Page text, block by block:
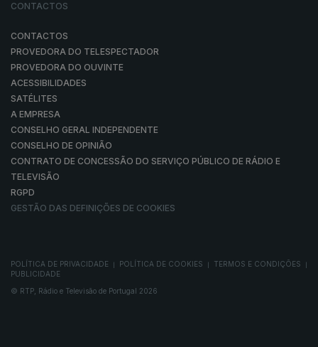
CONTACTOS
CONTACTOS
PROVEDORA DO TELESPECTADOR
PROVEDORA DO OUVINTE
ACESSIBILIDADES
SATÉLITES
A EMPRESA
CONSELHO GERAL INDEPENDENTE
CONSELHO DE OPINIÃO
CONTRATO DE CONCESSÃO DO SERVIÇO PÚBLICO DE RÁDIO E
TELEVISÃO
RGPD
GESTÃO DAS DEFINIÇÕES DE COOKIES
POLÍTICA DE PRIVACIDADE POLÍTICA DE COOKIES TERMOS E CONDIÇÕES
PUBLICIDADE
© RTP, Rádio e Televisão de Portugal 2026